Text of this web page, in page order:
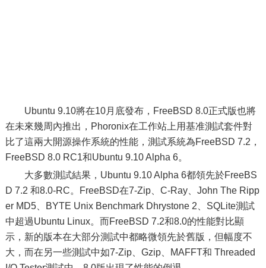
Ubuntu 9.10將在10月底發布，FreeBSD 8.0正式版也將
在未來幾周內推出，Phoronix在工作站上用基准測試套件對
比了這兩大開源操作系統的性能，測試系統為FreeBSD 7.2，
FreeBSD 8.0 RC1和Ubuntu 9.10 Alpha 6。
大多數測試結果，Ubuntu 9.10 Alpha 6都領先於FreeBS
D 7.2 和8.0-RC。FreeBSD在7-Zip、C-Ray、John The Ripp
er MD5、BYTE Unix Benchmark Dhrystone 2、SQLite測試
中超過Ubuntu Linux。而FreeBSD 7.2和8.0的性能對比顯
示，新的版本在大部分測試中都略微領先於舊版，但幅度不
大，而在另一些測試中如7-Zip、Gzip、MAFFT和 Threaded